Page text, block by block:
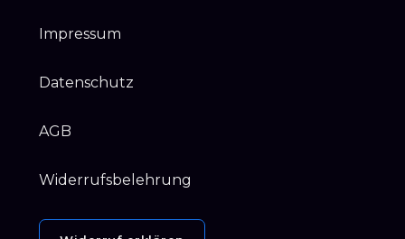
Impressum
Datenschutz
AGB
Widerrufsbelehrung